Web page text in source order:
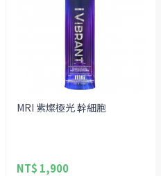
MRI 紫燦極光 幹細胞
NT$ 1,900